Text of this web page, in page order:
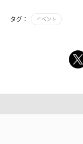
タグ： イベント